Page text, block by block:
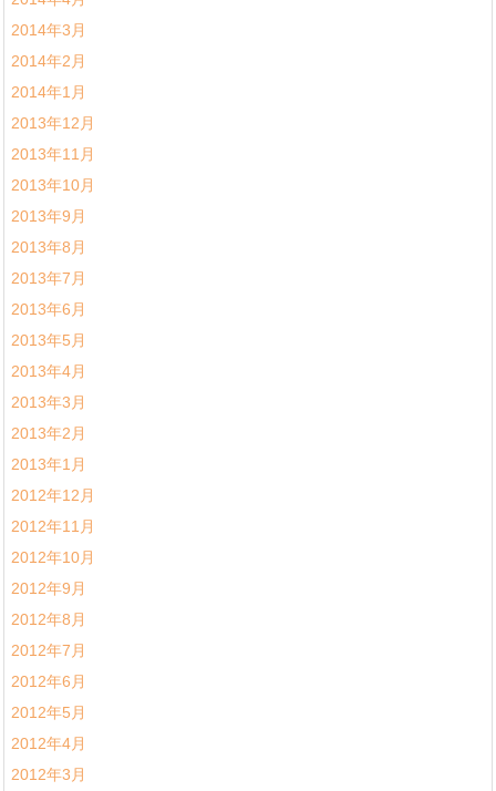
2014年3月
2014年2月
2014年1月
2013年12月
2013年11月
2013年10月
2013年9月
2013年8月
2013年7月
2013年6月
2013年5月
2013年4月
2013年3月
2013年2月
2013年1月
2012年12月
2012年11月
2012年10月
2012年9月
2012年8月
2012年7月
2012年6月
2012年5月
2012年4月
2012年3月